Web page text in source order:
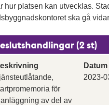
hur platsen kan utvecklas.
ska gå
(2 st)
för
av del av
Datum
2023-